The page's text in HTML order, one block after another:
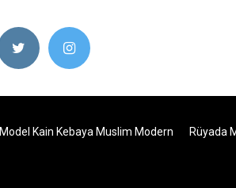
Model Kain Kebaya Muslim Modern Rüyada